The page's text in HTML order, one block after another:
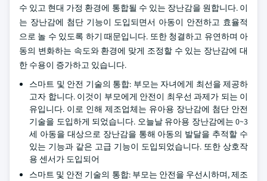
수 있고 현대 가정 환경에 통합될 수 있는 장난감을 원합니다. 이
는 장난감에 첨단 기능이 도입되면서 아동이 안전하고 효율적
으로 놀 수 있도록 하기 때문입니다. 또한 청결하고 유연하며 아
동의 변화하는 속도와 환경에 맞게 조정할 수 있는 장난감에 대
한 수용이 증가하고 있습니다.
스마트 및 안전 기술의 통합: 부모는 자녀에게 최선을 제공하
고자 합니다. 이것이 부모에게 안전이 최우선 과제가 되는 이
유입니다. 이로 인해 제조업체는 유아용 장난감에 첨단 안전
기술을 도입하게 되었습니다. 오늘날 유아용 장난감에는 0~3
세 아동을 대상으로 장난감을 통해 아동의 발달을 추적할 수
있는 기능과 같은 고급 기능이 도입되었습니다. 또한 상호작
용 센서가 도입되어
스마트 및 안전 기술의 통합: 부모는 안전을 우선시하며, 제조